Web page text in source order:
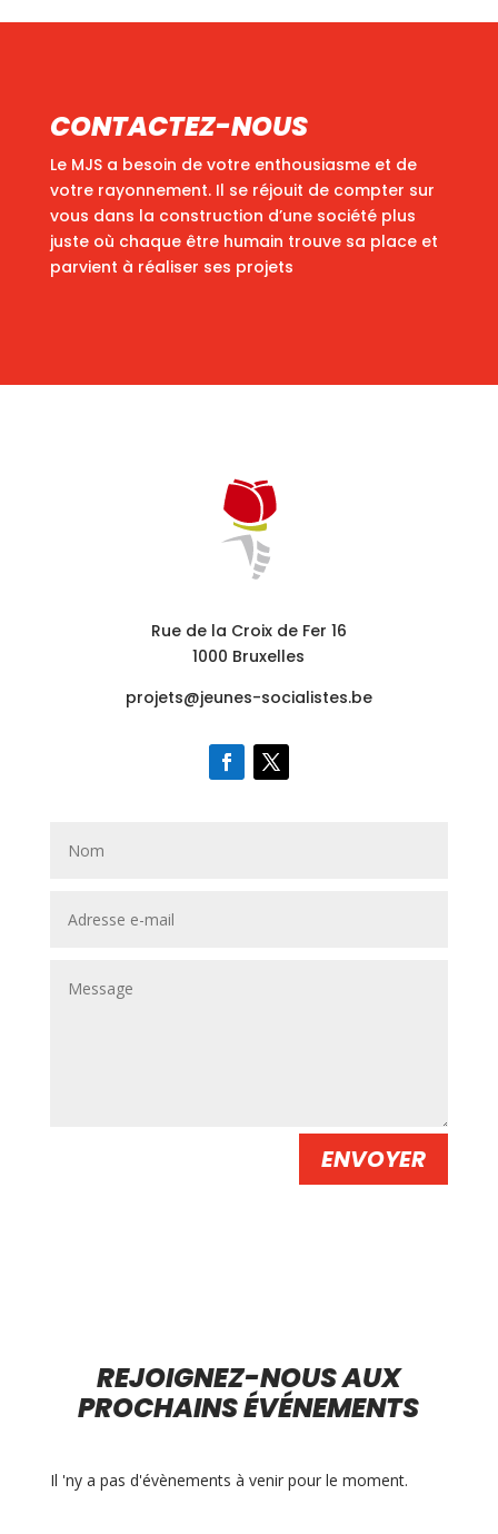
CONTACTEZ-NOUS
Le MJS a besoin de votre enthousiasme et de
votre rayonnement. Il se réjouit de compter sur
vous dans la construction d’une société plus
juste où chaque être humain trouve sa place et
parvient à réaliser ses projets
Rue de la Croix de Fer 16
1000 Bruxelles
projets@jeunes-socialistes.be
ENVOYER
REJOIGNEZ-NOUS AUX
PROCHAINS ÉVÉNEMENTS
Il 'ny a pas d'évènements à venir pour le moment.